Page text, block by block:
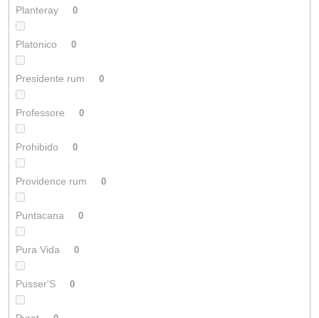
Planteray 0
Platonico 0
Presidente rum 0
Professore 0
Prohibido 0
Providence rum 0
Puntacana 0
Pura Vida 0
Pusser'S 0